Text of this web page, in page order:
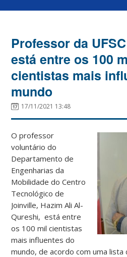
Professor da
está entre os 100
cientistas mais
mundo
17/11/2021 13:48
O professor
voluntário do
Departamento de
Engenharias da
Mobilidade do Centro
Tecnológico de
Joinville, Hazim Ali Al-
Qureshi, está entre
os 100 mil cientistas
mais influentes do
mundo, de acordo com uma lista